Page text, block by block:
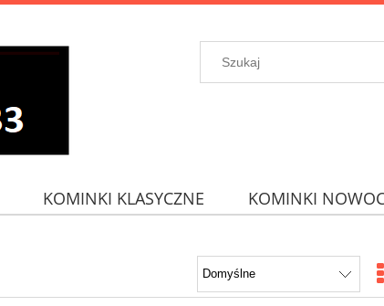
KOMINKI KLASYCZNE
KOMINKI